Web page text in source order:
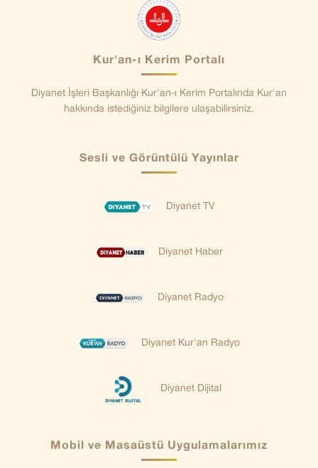
Kur'an-ı Kerim Portalı
Diyanet İşleri Başkanlığı Kur'an-ı Kerim Portalında Kur'an
hakkında istediğiniz bilgilere ulaşabilirsiniz.
Sesli ve Görüntülü Yayınlar
Diyanet TV
Diyanet Haber
Diyanet Radyo
Diyanet Kur'an Radyo
Diyanet Dijital
Mobil ve Masaüstü Uygulamalarımız